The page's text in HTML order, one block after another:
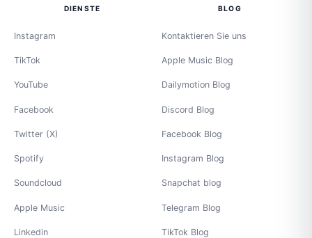
DIENSTE
Instagram
TikTok
YouTube
Facebook
Twitter (X)
Spotify
Soundcloud
Apple Music
Linkedin
BLOG
Kontaktieren Sie uns
Apple Music Blog
Dailymotion Blog
Discord Blog
Facebook Blog
Instagram Blog
Snapchat blog
Telegram Blog
TikTok Blog